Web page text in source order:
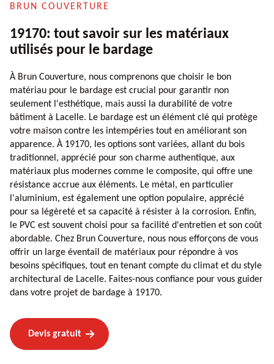
BRUN COUVERTURE
19170: tout savoir sur les matériaux
utilisés pour le bardage
À Brun Couverture, nous comprenons que choisir le bon
matériau pour le bardage est crucial pour garantir non
seulement l'esthétique, mais aussi la durabilité de votre
bâtiment à Lacelle. Le bardage est un élément clé qui protège
votre maison contre les intempéries tout en améliorant son
apparence. À 19170, les options sont variées, allant du bois
traditionnel, apprécié pour son charme authentique, aux
matériaux plus modernes comme le composite, qui offre une
résistance accrue aux éléments. Le métal, en particulier
l'aluminium, est également une option populaire, apprécié
pour sa légèreté et sa capacité à résister à la corrosion. Enfin,
le PVC est souvent choisi pour sa facilité d'entretien et son coût
abordable. Chez Brun Couverture, nous nous efforçons de vous
offrir un large éventail de matériaux pour répondre à vos
besoins spécifiques, tout en tenant compte du climat et du style
architectural de Lacelle. Faites-nous confiance pour vous guider
dans votre projet de bardage à 19170.
Devis gratuit